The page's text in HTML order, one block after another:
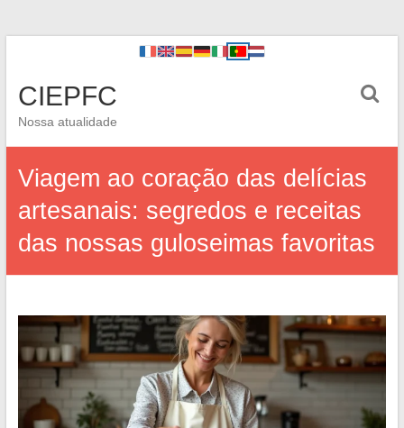
CIEPFC
Nossa atualidade
Viagem ao coração das delícias
artesanais: segredos e receitas
das nossas guloseimas favoritas